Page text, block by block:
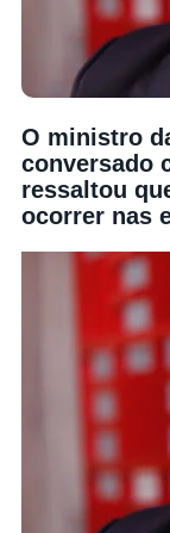
O ministro
conversado
ressaltou
ocorrer nas